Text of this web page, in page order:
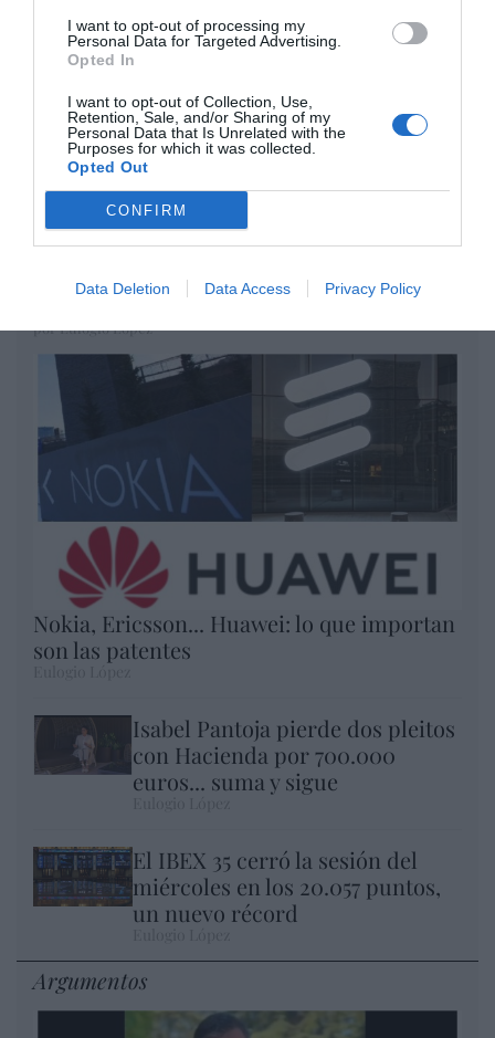
I want to opt-out of processing my
Personal Data for Targeted Advertising.
Opted In
I want to opt-out of Collection, Use,
Retention, Sale, and/or Sharing of my
Personal Data that Is Unrelated with the
Purposes for which it was collected.
Opted Out
CONFIRM
Data Deletion Data Access Privacy Policy
DIARIO DE LA CORRUPCIÓN SANCHISTA
Diario de la corrupción sanchista. Hazte
Oír se manifiesta delante de La Mareta:
“Pedro Sánchez es un criminal”
por Redacción
Artículos anteriores
Opinión
Enormes minucias
por Eulogio López
Nokia, Ericsson... Huawei: lo que importan
son las patentes
Isabel Pantoja pierde dos pleitos
con Hacienda por 700.000
euros... suma y sigue
El IBEX 35 cerró la sesión del
miércoles en los 20.057 puntos,
un nuevo récord
Argumentos